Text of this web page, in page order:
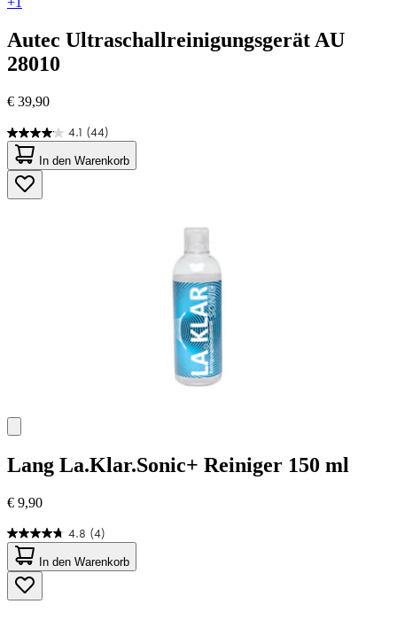
Autec Ultraschallreinigungsgerät AU
28010
€ 39,90
4.1 (44)
4.1
von
5
Sternen.
44
In den Warenkorb
Lang La.Klar.Sonic+ Reiniger 150 ml
€ 9,90
4.8 (4)
4.8
von
5
Sternen.
4
In den Warenkorb